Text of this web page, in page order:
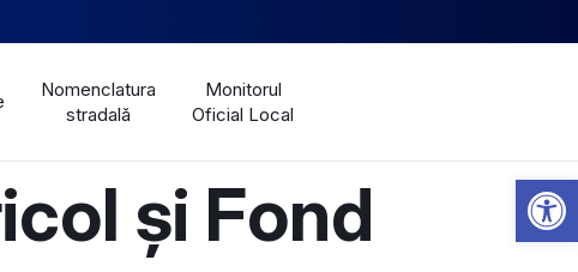
Nomenclatura
stradală
Monitorul
Oficial Local
și Fond